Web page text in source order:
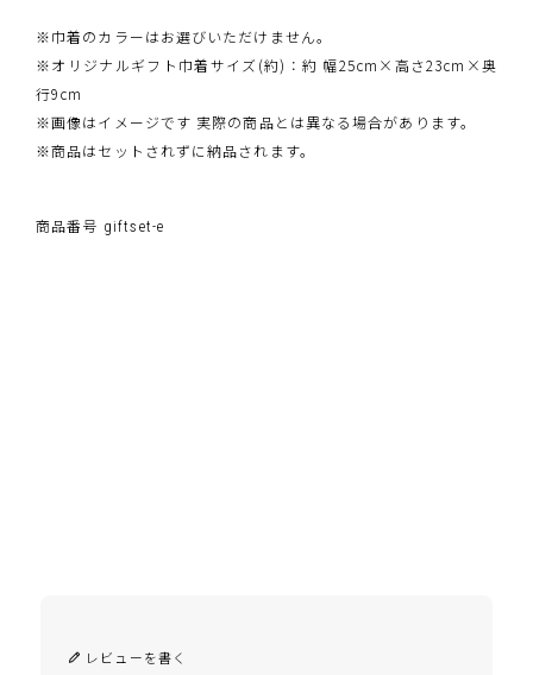
※巾着のカラーはお選びいただけません。
※オリジナルギフト巾着サイズ(約)：約 幅25cm×高さ23cm×奥
行9cm
※画像はイメージです 実際の商品とは異なる場合があります。
※商品はセットされずに納品されます。
商品番号 giftset-e
レビューを書く